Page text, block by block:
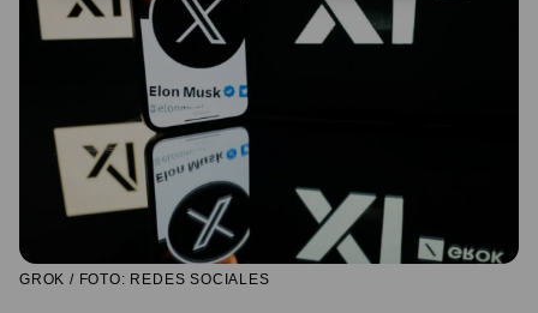
GROK / FOTO: REDES SOCIALES